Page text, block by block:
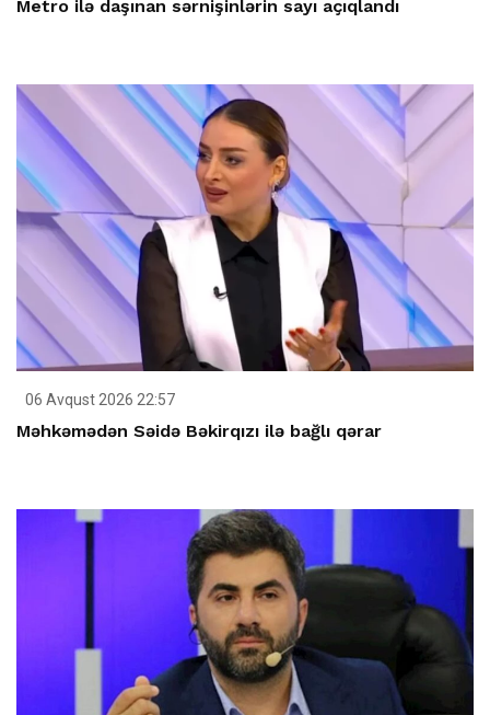
Metro ilə daşınan sərnişinlərin sayı açıqlandı
06 Avqust 2026 22:57
Məhkəmədən Səidə Bəkirqızı ilə bağlı qərar